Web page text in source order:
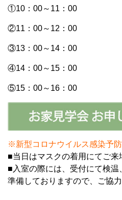
①10：00～11：00
②11：00～12：00
③13：00～14：00
④14：00～15：00
⑤15：00～16：00
※新型コロナウイルス感染予
■当日はマスクの着用にてご来
■入室の際には、受付にて検
準備しておりますので、ご協